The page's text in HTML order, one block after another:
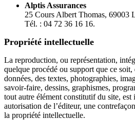
Alptis Assurances
25 Cours Albert Thomas, 69003
Tél. : 04 72 36 16 16.
Propriété intellectuelle
La reproduction, ou représentation,
quelque procédé ou support que ce soit,
données, des textes, photographies,
savoir-faire, dessins, graphismes,
tout autre élément constitutif du site, est
autorisation de l’éditeur, une
la propriété intellectuelle.